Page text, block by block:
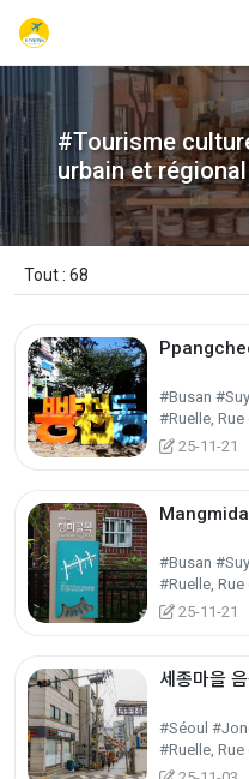
#Tourisme
urbain et régional
Tout : 68
#Busan
25-11-21
#Busan
25-11-21
세종마을
#Séoul